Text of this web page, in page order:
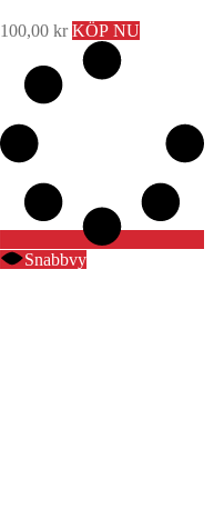
100,00kr KÖP NU
Snabbvy